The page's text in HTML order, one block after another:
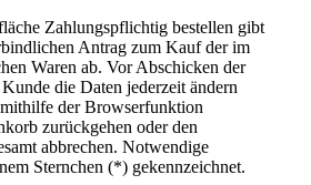
Zahlungspflichtig bestellen gibt
Antrag zum Kauf der im
Waren ab. Vor Abschicken der
die Daten jederzeit ändern
der Browserfunktion
zurückgehen oder den
abbrechen. Notwendige
Sternchen (*) gekennzeichnet.